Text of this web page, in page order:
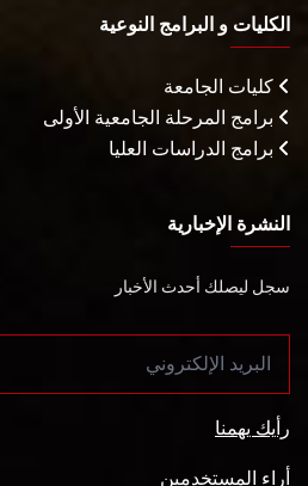
الكليات و البرامج النوعية
كليات الجامعة
برامج المرحلة الجامعية الأولى
برامج الدراسات العليا
النشرة الإخبارية
سجل ليصلك أحدث الأخبار
رأيك يهمنا
أراء المستخدمين